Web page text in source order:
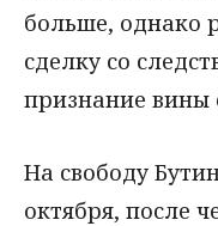
больше, однако
сделку со
признание вины
На свободу
октября, после